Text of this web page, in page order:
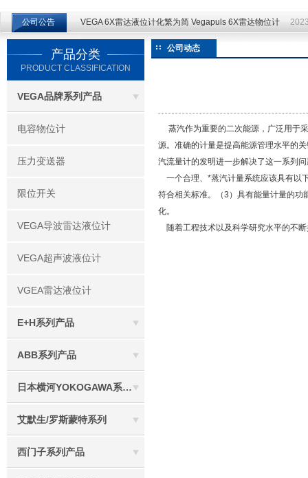
公司公告 VEGA 6X雷达液位计化繁为简 Vegapuls 6X雷达物位计
产品分类
PRODUCT CLASSIFICATION
VEGA品牌系列产品
电容物位计
压力变送器
限位开关
VEGA导波雷达液位计
VEGA超声波液位计
VGEA雷达液位计
E+H系列产品
ABB系列产品
日本横河YOKOGAWA系列产品
艾默生/罗斯蒙特系列
西门子系列产品
公司动态
蒸汽作为重要的二次能源，广泛用于
源。准确的计量是提高能源管理水平的
汽流量计的发明进一步解决了这一系列
一个合理、*蒸汽计量系统应该具有以
符合相关标准。（3）具有能量计量的
化。
随着工程技术以及科学研究水平的不